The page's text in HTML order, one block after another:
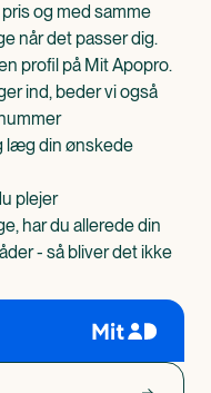
og med samme
når det passer dig.
profil på Mit Apopro.
ind, beder vi også
læg din ønskede
plejer
har du allerede din
- så bliver det ikke